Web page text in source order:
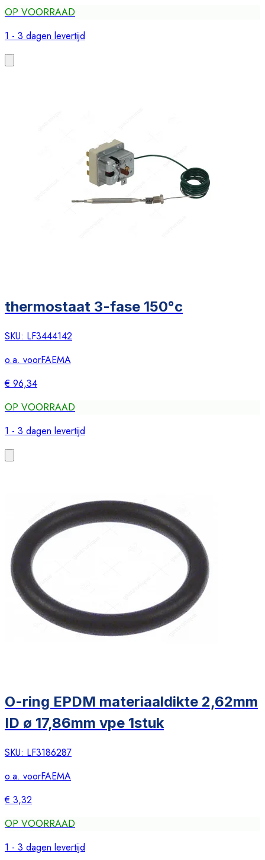
OP VOORRAAD
1 - 3 dagen levertijd
thermostaat 3-fase 150°c
SKU: LF3444142
o.a. voorFAEMA
€ 96,34
OP VOORRAAD
1 - 3 dagen levertijd
O-ring EPDM materiaaldikte 2,62mm
ID ø 17,86mm vpe 1stuk
SKU: LF3186287
o.a. voorFAEMA
€ 3,32
OP VOORRAAD
1 - 3 dagen levertijd